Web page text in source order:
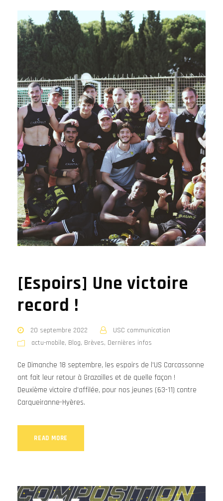
[Espoirs] Une victoire
record !
20 septembre 2022
USC communication
actu-mobile, Blog, Brèves, Dernières infos
Ce Dimanche 18 septembre, les espoirs de l'US Carcassonne
ont fait leur retour à Grazailles et de quelle façon !
Deuxième victoire d’affilée, pour nos jeunes (63-11) contre
Carqueiranne-Hyères.
READ MORE